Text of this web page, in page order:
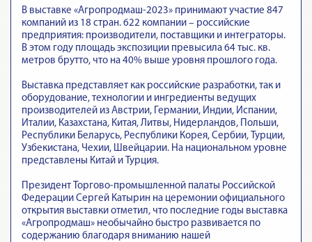
В выставке «Агропродмаш-2023» принимают участие 847
компаний из 18 стран. 622 компании – российские
предприятия: производители, поставщики и интеграторы.
В этом году площадь экспозиции превысила 64 тыс. кв.
метров брутто, что на 40% выше уровня прошлого года.
Выставка представляет как российские разработки, так и
оборудование, технологии и ингредиенты ведущих
производителей из Австрии, Германии, Индии, Испании,
Италии, Казахстана, Китая, Литвы, Нидерландов, Польши,
Республики Беларусь, Республики Корея, Сербии, Турции,
Узбекистана, Чехии, Швейцарии. На национальном уровне
представлены Китай и Турция.
Президент Торгово-промышленной палаты Российской
Федерации Сергей Катырин на церемонии официального
открытия выставки отметил, что последние годы выставка
«Агропродмаш» необычайно быстро развивается по
содержанию благодаря вниманию нашей